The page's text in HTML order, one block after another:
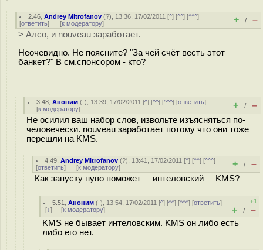
2.46 ,Andrey Mitrofanov (?), 13:36, 17/02/2011 [^] [^^] [^^^]
[ответить] [к модератору] + / –
> Алсо, и nouveau заработает.
Неочевидно. Не поясните? "За чей счёт весть этот
банкет?" В см.спонсором - кто?
3.48 ,Аноним (-), 13:39, 17/02/2011 [^] [^^] [^^^] [ответить]
[к модератору] + / –
Не осилил ваш набор слов, извольте изъясняться по-
человечески. nouveau заработает потому что они тоже
перешли на KMS.
4.49 ,Andrey Mitrofanov (?), 13:41, 17/02/2011 [^] [^^] [^^^]
[ответить] [к модератору] + / –
Как запуску нуво поможет __интеловский__ KMS?
5.51 ,Аноним (-), 13:54, 17/02/2011 [^] [^^] [^^^] [ответить]
[↓] [к модератору]
+1
+ / –
KMS не бывает интеловским. KMS он либо есть
либо его нет.